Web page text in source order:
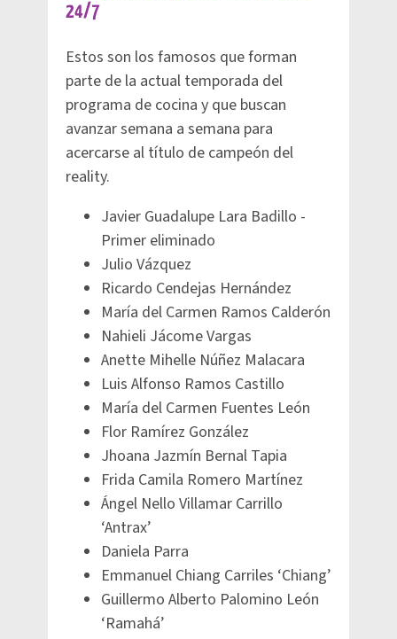
24/7
Estos son los famosos que forman
parte de la actual temporada del
programa de cocina y que buscan
avanzar semana a semana para
acercarse al título de campeón del
reality.
Javier Guadalupe Lara Badillo -
Primer eliminado
Julio Vázquez
Ricardo Cendejas Hernández
María del Carmen Ramos Calderón
Nahieli Jácome Vargas
Anette Mihelle Núñez Malacara
Luis Alfonso Ramos Castillo
María del Carmen Fuentes León
Flor Ramírez González
Jhoana Jazmín Bernal Tapia
Frida Camila Romero Martínez
Ángel Nello Villamar Carrillo
‘Antrax’
Daniela Parra
Emmanuel Chiang Carriles ‘Chiang’
Guillermo Alberto Palomino León
‘Ramahá’